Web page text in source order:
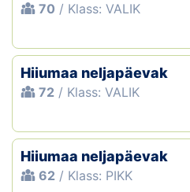
Tule klubisse!
Tulemused
Dokumendid
Suletud maastikud
70 / Klass: VALIK
Hiiumaa neljapäevak
72 / Klass: VALIK
Hiiumaa neljapäevak
62 / Klass: PIKK